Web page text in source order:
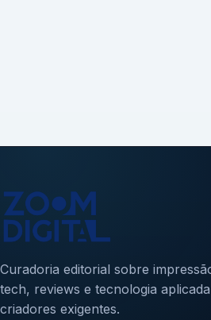
Curadoria editorial sobre
tech, reviews e tecnologia
criadores exigentes.